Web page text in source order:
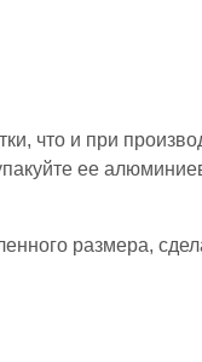
что и при
ее
размера,